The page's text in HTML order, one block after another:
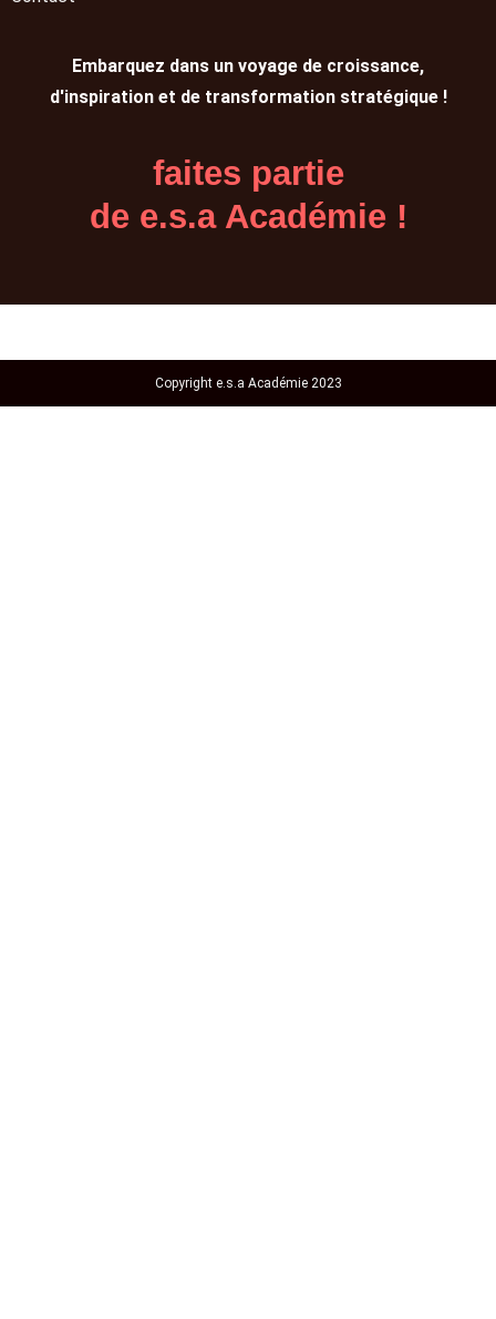
Embarquez dans un voyage de croissance,
d'inspiration et de transformation stratégique !
faites partie
de e.s.a Académie !
Copyright e.s.a Académie 2023